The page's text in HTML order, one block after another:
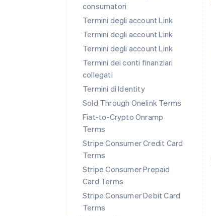
consumatori
Termini degli account Link
Termini degli account Link
Termini degli account Link
Termini dei conti finanziari
collegati
Termini di Identity
Sold Through Onelink Terms
Fiat-to-Crypto Onramp
Terms
Stripe Consumer Credit Card
Terms
Stripe Consumer Prepaid
Card Terms
Stripe Consumer Debit Card
Terms